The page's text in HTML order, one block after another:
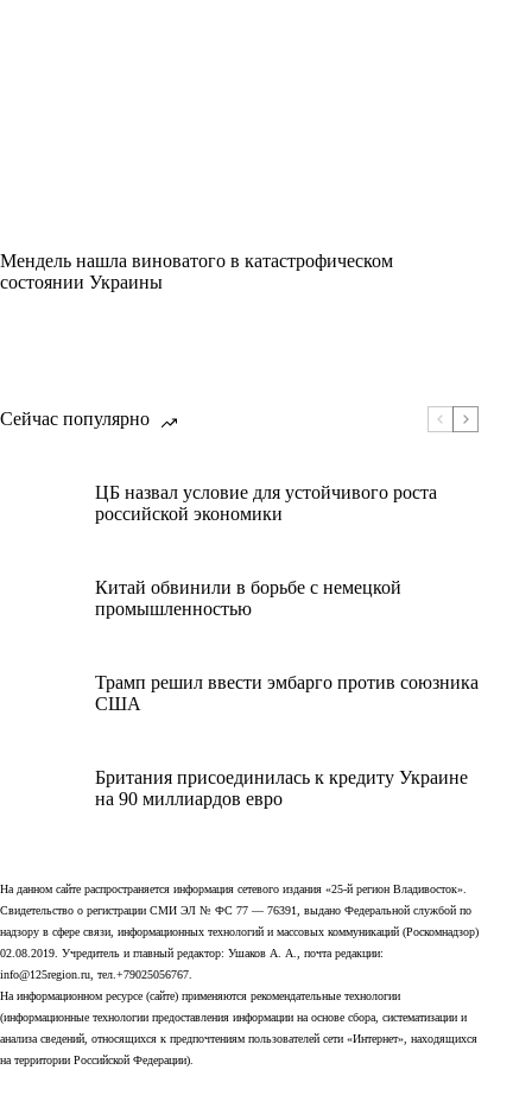
Мендель нашла виноватого в катастрофическом
состоянии Украины
Сейчас популярно
ЦБ назвал условие для устойчивого роста
российской экономики
Китай обвинили в борьбе с немецкой
промышленностью
Трамп решил ввести эмбарго против союзника
США
Британия присоединилась к кредиту Украине
на 90 миллиардов евро
На данном сайте распространяется информация сетевого издания «25-й регион Владивосток».
Свидетельство о регистрации СМИ ЭЛ № ФС 77 — 76391, выдано Федеральной службой по
надзору в сфере связи, информационных технологий и массовых коммуникаций (Роскомнадзор)
02.08.2019. Учредитель и главный редактор: Ушаков А. А., почта редакции:
info@125region.ru, тел.+79025056767.
На информационном ресурсе (сайте) применяются рекомендательные технологии
(информационные технологии предоставления информации на основе сбора, систематизации и
анализа сведений, относящихся к предпочтениям пользователей сети «Интернет», находящихся
на территории Российской Федерации).